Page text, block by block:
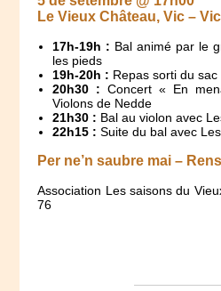
Le Vieux Château, Vic –
17h-19h : Bal animé par le
les pieds
19h-20h : Repas sorti du sac
20h30 : Concert « En
Violons de Nedde
21h30 : Bal au violon avec
22h15 : Suite du bal avec
Per ne’n saubre mai –
Association Les saisons du
76